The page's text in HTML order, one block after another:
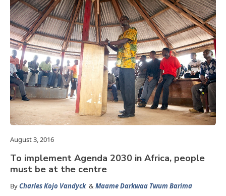
August 3, 2016
To implement Agenda 2030 in Africa, people
must be at the centre
ByCharles Kojo Vandyck &Maame Darkwaa Twum Barima